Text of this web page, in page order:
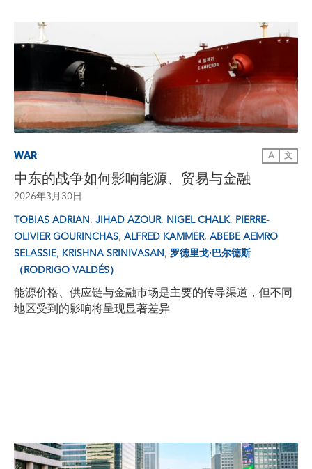
WAR A 文
中东的战争如何影响能源、贸易与金融
2026年3月30日
TOBIAS ADRIAN, JIHAD AZOUR, NIGEL CHALK, PIERRE-
OLIVIER GOURINCHAS, ALFRED KAMMER, ABEBE AEMRO
SELASSIE, KRISHNA SRINIVASAN, 罗德里戈·巴尔德斯
（RODRIGO VALDÉS）
能源价格、供应链与金融市场是主要的传导渠道，但不同
地区受到的影响将呈现显著差异